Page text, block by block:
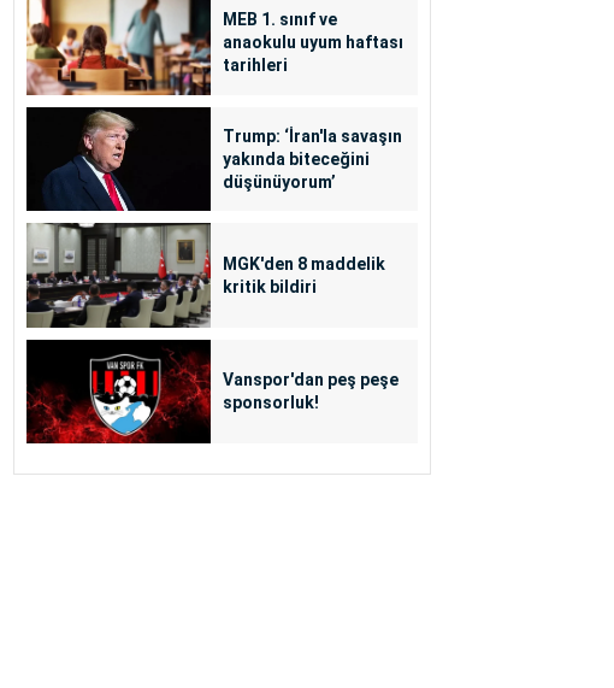
MEB 1. sınıf ve
anaokulu uyum haftası
tarihleri
Trump: ‘İran'la savaşın
yakında biteceğini
düşünüyorum’
MGK'den 8 maddelik
kritik bildiri
Vanspor'dan peş peşe
sponsorluk!